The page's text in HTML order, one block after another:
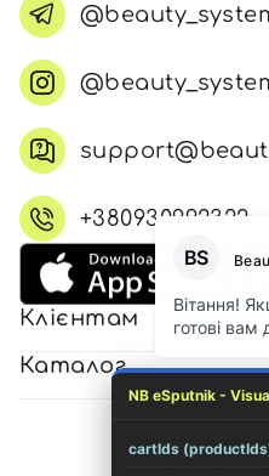
+380930992322
Клієнтам
Каталог
© 2026 Всі
NB eSputnik -
cartIds